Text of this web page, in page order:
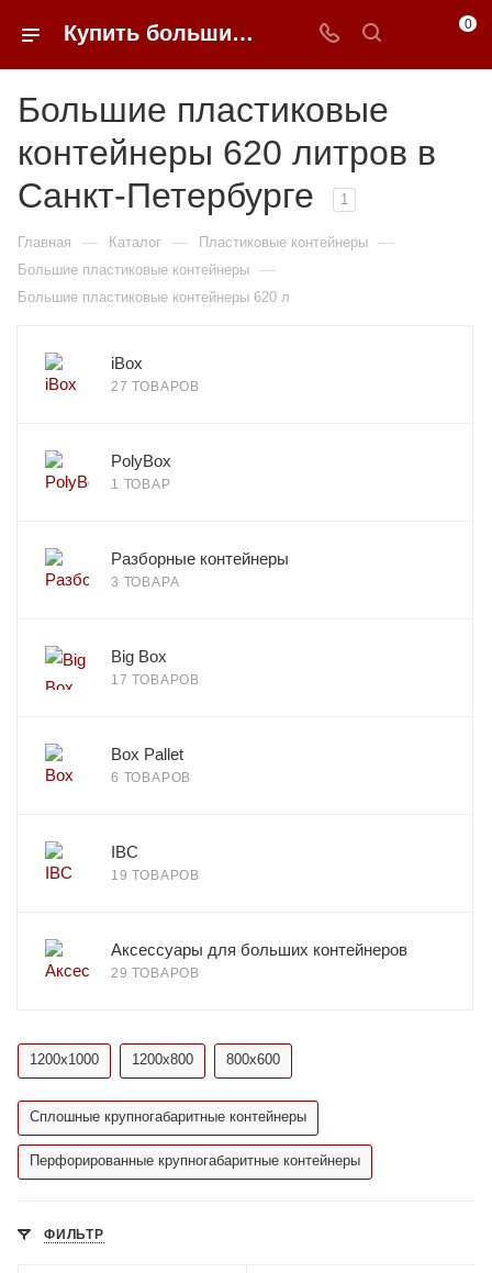
Купить большие пластиковые контейнеры 620 литров в Санкт-Петербурге недорого | 0FFER 0
Большие пластиковые
контейнеры 620 литров в
Санкт-Петербурге
1
Главная — Каталог — Пластиковые контейнеры —
Большие пластиковые контейнеры —
Большие пластиковые контейнеры 620 л
iBox
27 ТОВАРОВ
PolyBox
1 ТОВАР
Разборные контейнеры
3 ТОВАРА
Big Box
17 ТОВАРОВ
Box Pallet
6 ТОВАРОВ
IBC
19 ТОВАРОВ
Аксессуары для больших контейнеров
29 ТОВАРОВ
1200х1000 1200х800 800х600
Сплошные крупногабаритные контейнеры
Перфорированные крупногабаритные контейнеры
ФИЛЬТР